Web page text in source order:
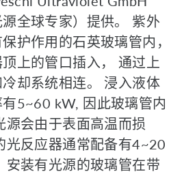
源全球专家）提供。 紫外
护作用的石英玻璃管内，
上的管口插入， 通过上
却系统相连。 浸入液体
5~60 kW, 因此玻璃管内
源会由于表面高温而损
光反应器通常配备有4~20
安装有光源的玻璃管在带